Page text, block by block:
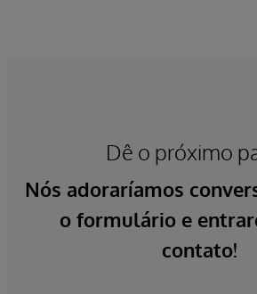
Dê o próximo
Nós adoraríamos
o formulário e
contato!